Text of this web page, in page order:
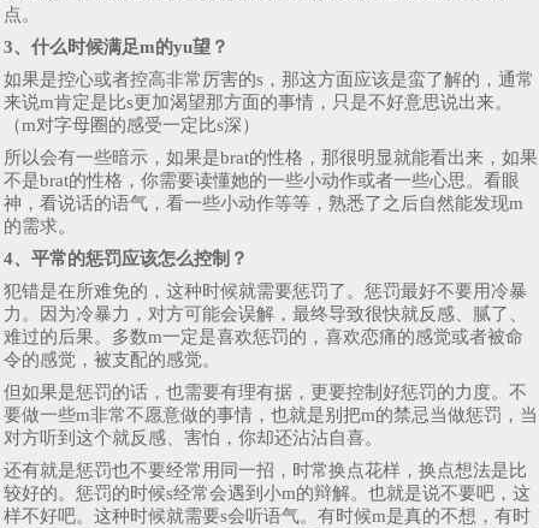
点。
3、什么时候满足m的yu望？
如果是控心或者控高非常厉害的s，那这方面应该是蛮了解的，通常
来说m肯定是比s更加渴望那方面的事情，只是不好意思说出来。
（m对字母圈的感受一定比s深）
所以会有一些暗示，如果是brat的性格，那很明显就能看出来，如果
不是brat的性格，你需要读懂她的一些小动作或者一些心思。看眼
神，看说话的语气，看一些小动作等等，熟悉了之后自然能发现m
的需求。
4、平常的惩罚应该怎么控制？
犯错是在所难免的，这种时候就需要惩罚了。惩罚最好不要用冷暴
力。因为冷暴力，对方可能会误解，最终导致很快就反感、腻了、
难过的后果。多数m一定是喜欢惩罚的，喜欢恋痛的感觉或者被命
令的感觉，被支配的感觉。
但如果是惩罚的话，也需要有理有据，更要控制好惩罚的力度。不
要做一些m非常不愿意做的事情，也就是别把m的禁忌当做惩罚，当
对方听到这个就反感、害怕，你却还沾沾自喜。
还有就是惩罚也不要经常用同一招，时常换点花样，换点想法是比
较好的。惩罚的时候s经常会遇到小m的辩解。也就是说不要吧，这
样不好吧。这种时候就需要s会听语气。有时候m是真的不想，有时